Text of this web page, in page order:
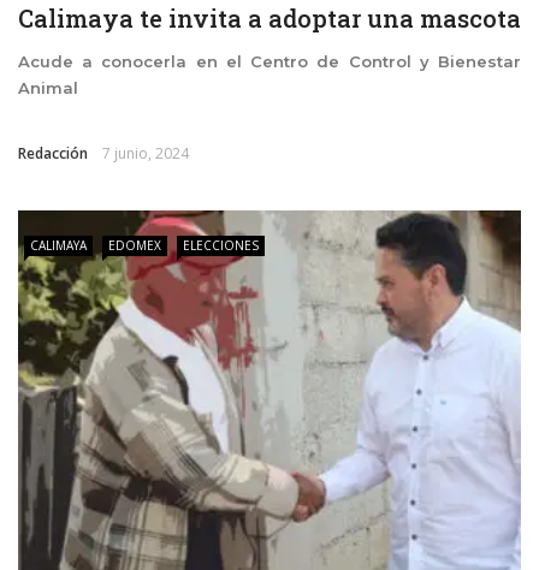
Calimaya te invita a adoptar una mascota
Acude a conocerla en el Centro de Control y Bienestar
Animal
Redacción 7 junio, 2024
CALIMAYA EDOMEX ELECCIONES